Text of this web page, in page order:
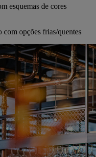
esquemas de cores
opções frias/quentes